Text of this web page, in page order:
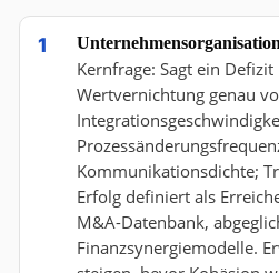
Kernfrage: Sagt ein
Wertvernichtung genau
Kommunikationsdichte;
Erfolg definiert als
M&A-Datenbank,
Finanzsynergiemodelle.